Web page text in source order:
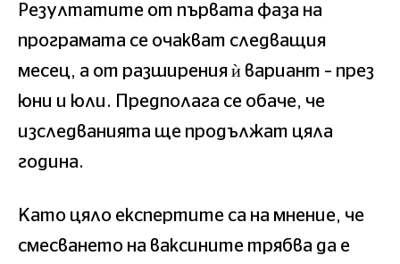
Резултатите от първата фаза на
програмата се очакват следващия
месец, а от разширения ѝ вариант – през
юни и юли. Предполага се обаче, че
изследванията ще продължат цяла
година.
Като цяло експертите са на мнение, че
смесването на ваксините трябва да е